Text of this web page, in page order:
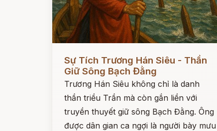
Sự Tích Trương Hán Siêu - Thần
Giữ Sông Bạch Đằng
Trương Hán Siêu không chỉ là danh
thần triều Trần mà còn gắn liền với
truyền thuyết giữ sông Bạch Đằng. Ông
được dân gian ca ngợi là người bày mưu